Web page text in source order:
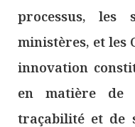
processus, les
ministères, et les
innovation
en matière de
traçabilité et de